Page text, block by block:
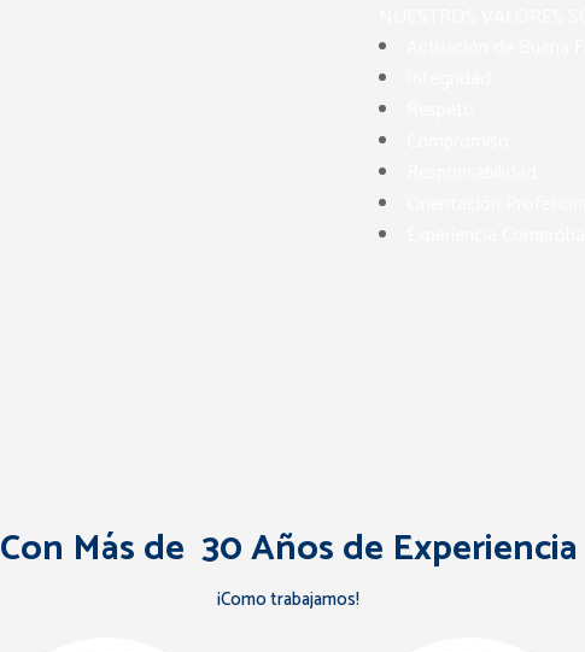
Con Más de 30 Años de Experiencia
¡Como trabajamos!